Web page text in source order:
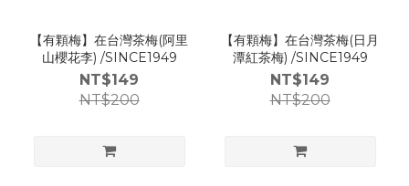
【有顆梅】在台灣茶梅(阿里
山櫻花李) /SINCE1949
NT$149
NT$200
【有顆梅】在台灣茶梅(日月
潭紅茶梅) /SINCE1949
NT$149
NT$200